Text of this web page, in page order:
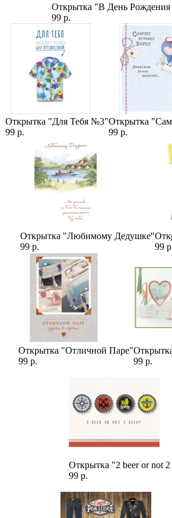
Открытка "В День
99 р.
Открытка "Для Тебя №3"
99 р.
Открытка
99 р.
Открытка "Любимому Дедушке"
99 р.
99
Открытка "Отличной Паре"
99 р.
99 р.
Открытка "2 beer or not 2
99 р.